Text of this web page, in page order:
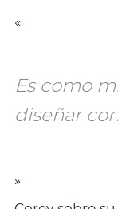
«
Es como
diseñar
»